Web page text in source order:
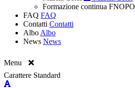
Formazione continua FNOPO
FAQ FAQ
Contatti Contatti
Albo Albo
News News
Menu
Carattere Standard